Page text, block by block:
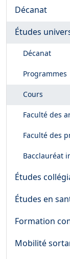
Décanat
Études
Décanat
Programmes
Cours
Faculté des
Faculté des
Bacclauréat
Études
Études en
Formation
Mobilité